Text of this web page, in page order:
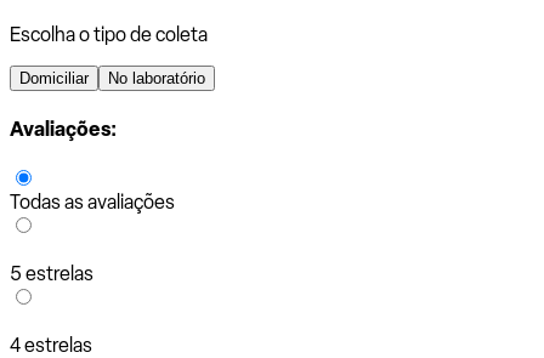
Escolha o tipo de coleta
Domiciliar No laboratório
Avaliações:
Todas as avaliações
5 estrelas
4 estrelas